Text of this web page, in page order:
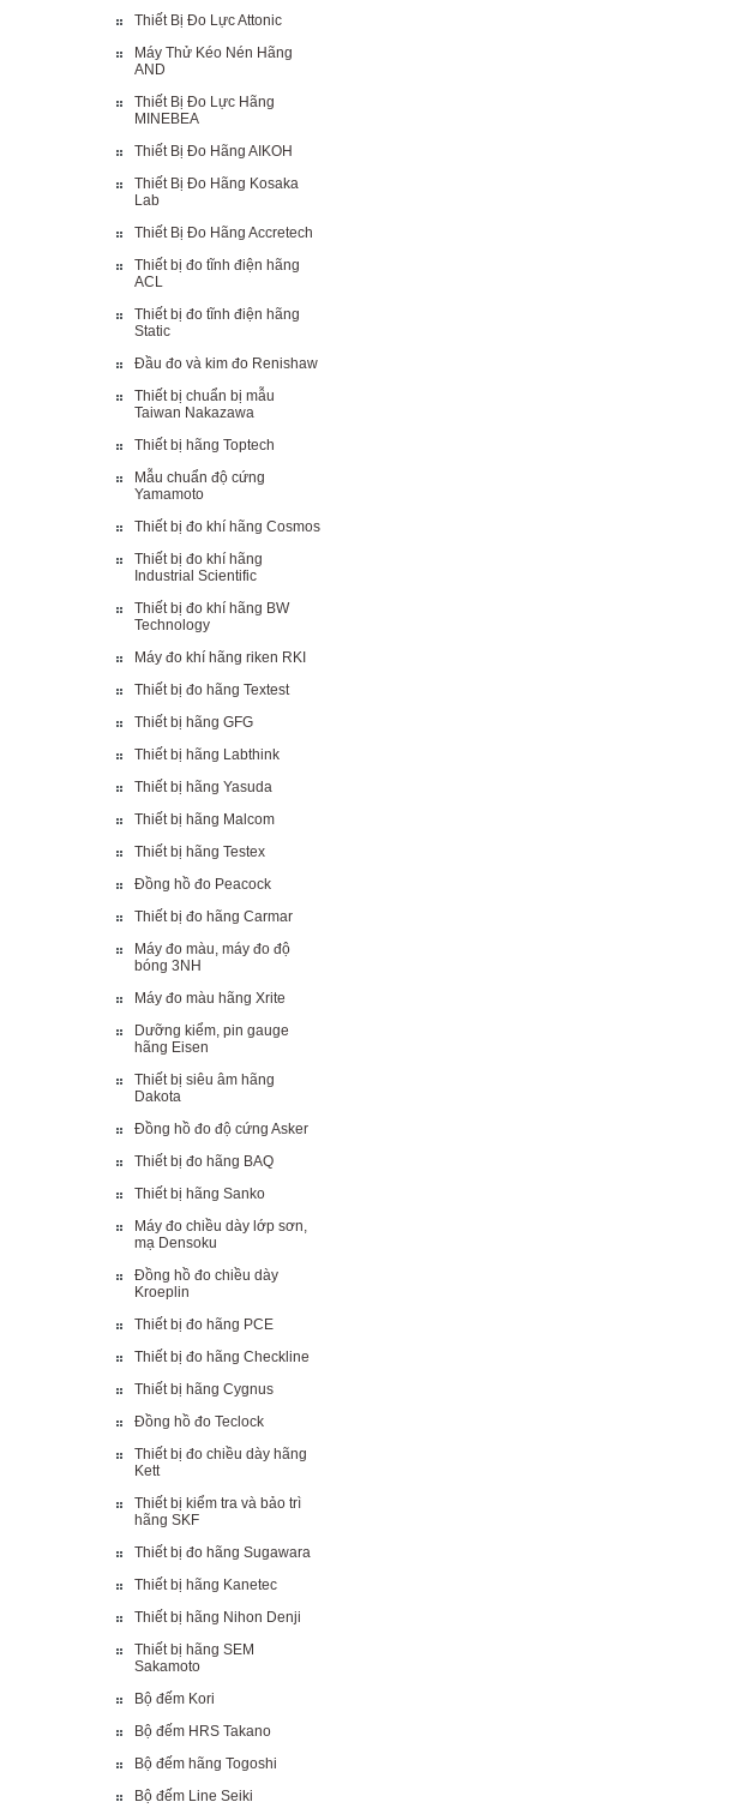
Thiết Bị Đo Lực Attonic
Máy Thử Kéo Nén Hãng
AND
Thiết Bị Đo Lực Hãng
MINEBEA
Thiết Bị Đo Hãng AIKOH
Thiết Bị Đo Hãng Kosaka
Lab
Thiết Bị Đo Hãng Accretech
Thiết bị đo tĩnh điện hãng
ACL
Thiết bị đo tĩnh điện hãng
Static
Đầu đo và kim đo Renishaw
Thiết bị chuẩn bị mẫu
Taiwan Nakazawa
Thiết bị hãng Toptech
Mẫu chuẩn độ cứng
Yamamoto
Thiết bị đo khí hãng Cosmos
Thiết bị đo khí hãng
Industrial Scientific
Thiết bị đo khí hãng BW
Technology
Máy đo khí hãng riken RKI
Thiết bị đo hãng Textest
Thiết bị hãng GFG
Thiết bị hãng Labthink
Thiết bị hãng Yasuda
Thiết bị hãng Malcom
Thiết bị hãng Testex
Đồng hồ đo Peacock
Thiết bị đo hãng Carmar
Máy đo màu, máy đo độ
bóng 3NH
Máy đo màu hãng Xrite
Dưỡng kiểm, pin gauge
hãng Eisen
Thiết bị siêu âm hãng
Dakota
Đồng hồ đo độ cứng Asker
Thiết bị đo hãng BAQ
Thiết bị hãng Sanko
Máy đo chiều dày lớp sơn,
mạ Densoku
Đồng hồ đo chiều dày
Kroeplin
Thiết bị đo hãng PCE
Thiết bị đo hãng Checkline
Thiết bị hãng Cygnus
Đồng hồ đo Teclock
Thiết bị đo chiều dày hãng
Kett
Thiết bị kiểm tra và bảo trì
hãng SKF
Thiết bị đo hãng Sugawara
Thiết bị hãng Kanetec
Thiết bị hãng Nihon Denji
Thiết bị hãng SEM
Sakamoto
Bộ đếm Kori
Bộ đếm HRS Takano
Bộ đếm hãng Togoshi
Bộ đếm Line Seiki